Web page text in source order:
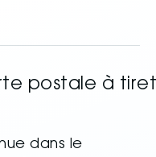
postale à
dans le